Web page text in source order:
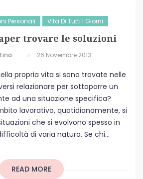
Personali Vita Di Tutti I Giorni
trovare le soluzioni
26 Novembre 2013
propria vita si sono trovate nelle
relazionare per sottoporre un
ad una situazione specifica?
lavorativo, quotidianamente, si
che si evolvono spesso in
di varia natura. Se chi...
READ MORE